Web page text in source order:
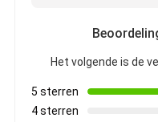
Het volgende is de
5 sterren
4 sterren